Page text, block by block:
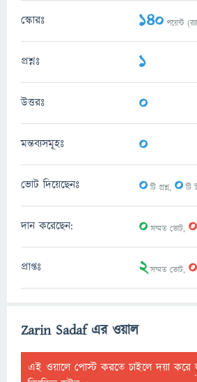
স্কোরঃ 140 পয়েন্ট
প্রশ্নঃ 1
উত্তরঃ 0
মন্তব্যসমূহঃ 0
ভোট দিয়েছেনঃ 0টি প্রশ্ন, 0টি
দান করেছেন: 0সম্মত ভোট, 0
প্রাপ্তঃ 2সম্মত ভোট, 0
Zarin Sadaf এর ওয়াল
এই ওয়ালে পোস্ট করতে চাইলে দয়া করে